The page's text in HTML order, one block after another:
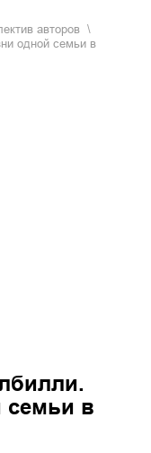
авторов
одной семьи в
семьи в